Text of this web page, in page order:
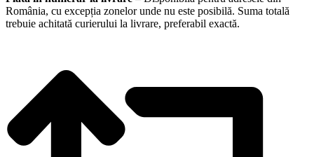
România, cu excepția zonelor unde nu este posibilă. Suma totală
trebuie achitată curierului la livrare, preferabil exactă.